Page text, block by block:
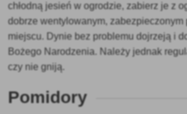
chłodną jesień w ogrodzie, zabierz je z
dobrze wentylowanym, zabezpieczonym
miejscu. Dynie bez problemu dojrzeją i
Bożego Narodzenia. Należy jednak
czy nie gniją.
Pomidory